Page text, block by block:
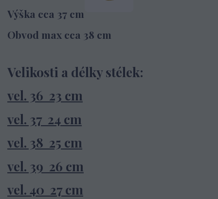
Výška cca 37 cm
Obvod max cca 38 cm
Velikosti a délky stélek:
vel. 36 23 cm
vel. 37 24 cm
vel. 38 25 cm
vel. 39 26 cm
vel. 40 27 cm